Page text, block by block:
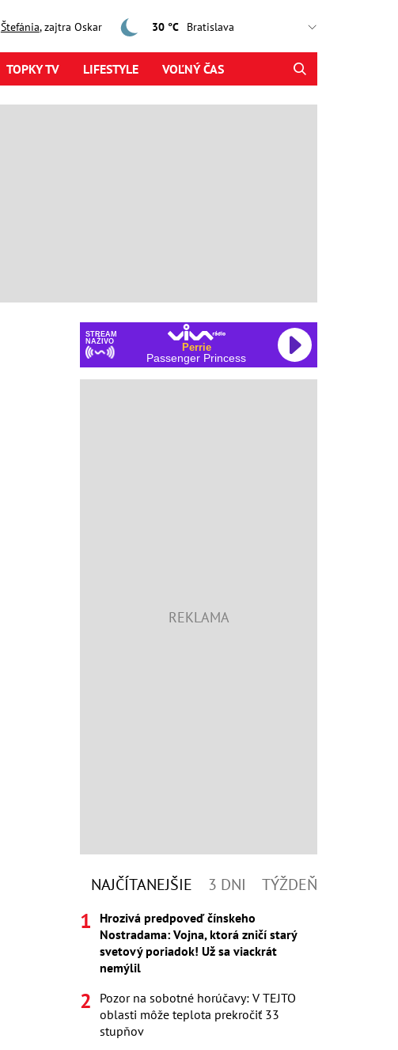
Štefánia, zajtra Oskar 30 °C
TOPKY TV LIFESTYLE VOĽNÝ ČAS
STREAM
NAŽIVO
Perrie
Passenger Princess
NAJČÍTANEJŠIE 3 DNI TÝŽDEŇ
Hrozivá predpoveď čínskeho
Nostradama: Vojna, ktorá zničí starý
svetový poriadok! Už sa viackrát
nemýlil
Pozor na sobotné horúčavy: V TEJTO
oblasti môže teplota prekročiť 33
stupňov